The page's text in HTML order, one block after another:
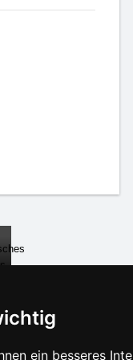
ein besseres